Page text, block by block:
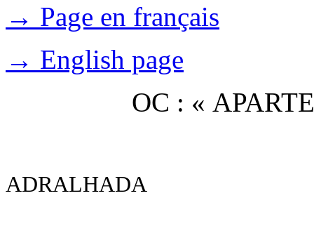
→ Page en français
→ English page
OC : «
ADRALHADA